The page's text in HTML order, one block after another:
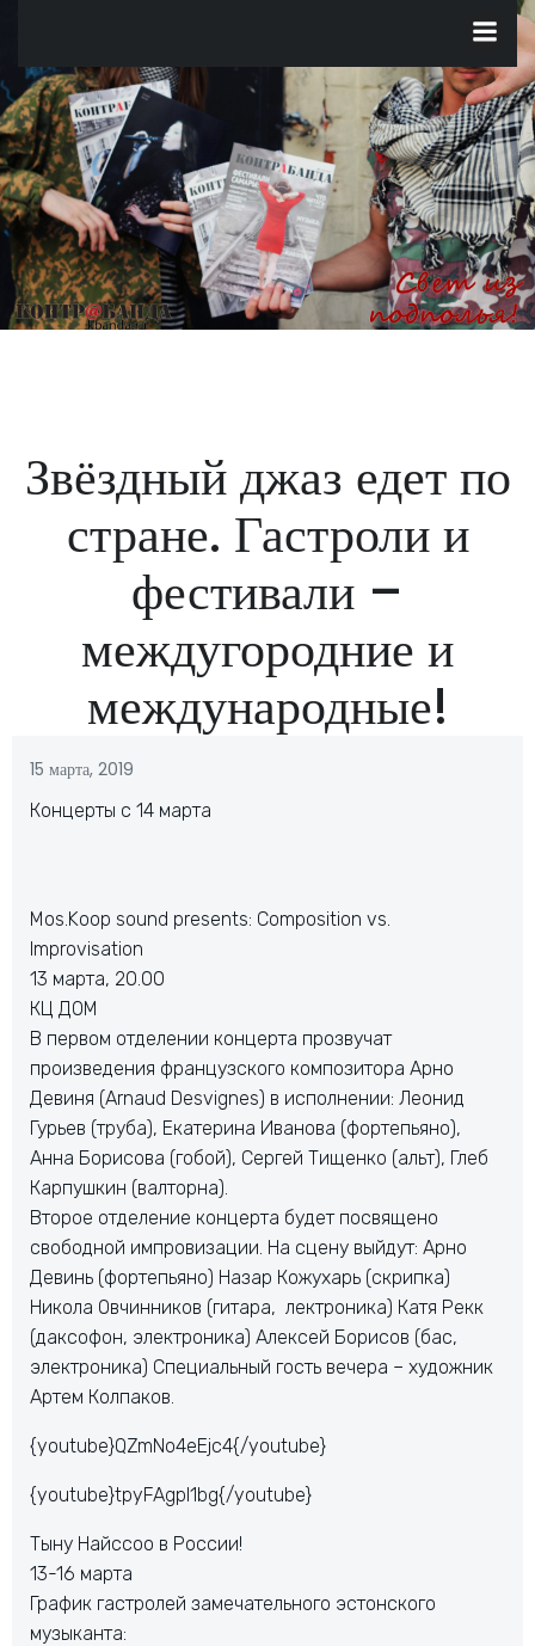
содержимому
Звёздный джаз едет по
стране. Гастроли и
фестивали –
междугородние и
международные!
15 марта, 2019
Концерты с 14 марта
Mos.Koop sound presents: Composition vs.
Improvisation
13 марта, 20.00
КЦ ДОМ
В первом отделении концерта прозвучат
произведения французского композитора Арно
Девиня (Arnaud Desvignes) в исполнении: Леонид
Гурьев (труба), Екатерина Иванова (фортепьяно),
Анна Борисова (гобой), Сергей Тищенко (альт), Глеб
Карпушкин (валторна).
Второе отделение концерта будет посвящено
свободной импровизации. На сцену выйдут: Арно
Девинь (фортепьяно) Назар Кожухарь (скрипка)
Никола Овчинников (гитара, лектроника) Катя Рекк
(даксофон, электроника) Алексей Борисов (бас,
электроника) Специальный гость вечера – художник
Артем Колпаков.
{youtube}QZmNo4eEjc4{/youtube}
{youtube}tpyFAgpI1bg{/youtube}
Тыну Найссоо в России!
13-16 марта
График гастролей замечательного эстонского
музыканта: